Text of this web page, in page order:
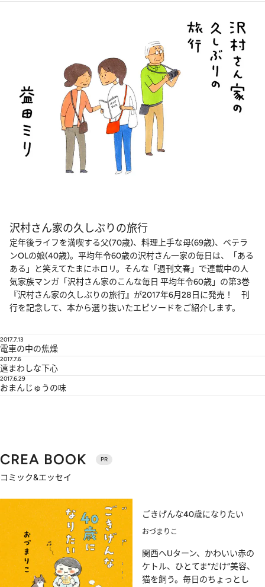
沢村さん家の久しぶりの旅行
定年後ライフを満喫する父(70歳)、料理上手な母(69歳)、ベテラ
ンOLの娘(40歳)。平均年令60歳の沢村さん一家の毎日は、「ある
ある」と笑えてたまにホロリ。そんな「週刊文春」で連載中の人
気家族マンガ「沢村さん家のこんな毎日 平均年令60歳」の第3巻
『沢村さん家の久しぶりの旅行』が2017年6月28日に発売！ 刊
行を記念して、本から選り抜いたエピソードをご紹介します。
2017.7.13
電車の中の焦燥
2017.7.6
遠まわしな下心
2017.6.29
おまんじゅうの味
CREA BOOK PR
コミック&エッセイ
ごきげんな40歳になりたい
おづまりこ
関西へUターン、かわいい赤の
ケトル、ひとてま“だけ”美容、
猫を飼う。毎日のちょっとし